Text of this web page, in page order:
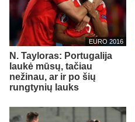
EURO 2016
N. Tayloras: Portugalija
laukė mūsų, tačiau
nežinau, ar ir po šių
rungtynių lauks